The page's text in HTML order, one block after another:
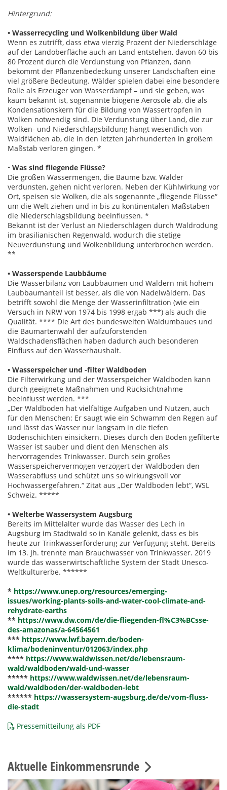
Hintergrund:
• Wasserrecycling und Wolkenbildung über Wald
Wenn es zutrifft, dass etwa vierzig Prozent der Niederschläge
auf der Landoberfläche auch an Land entstehen, davon 60 bis
80 Prozent durch die Verdunstung von Pflanzen, dann
bekommt der Pflanzenbedeckung unserer Landschaften eine
viel größere Bedeutung. Wälder spielen dabei eine besondere
Rolle als Erzeuger von Wasserdampf – und sie geben, was
kaum bekannt ist, sogenannte biogene Aerosole ab, die als
Kondensationskern für die Bildung von Wassertropfen in
Wolken notwendig sind. Die Verdunstung über Land, die zur
Wolken- und Niederschlagsbildung hängt wesentlich von
Waldflächen ab, die in den letzten Jahrhunderten in großem
Maßstab verloren gingen. *
• Was sind fliegende Flüsse?
Die großen Wassermengen, die Bäume bzw. Wälder
verdunsten, gehen nicht verloren. Neben der Kühlwirkung vor
Ort, speisen sie Wolken, die als sogenannte „fliegende Flüsse“
um die Welt ziehen und in bis zu kontinentalen Maßstäben
die Niederschlagsbildung beeinflussen. *
Bekannt ist der Verlust an Niederschlägen durch Waldrodung
im brasilianischen Regenwald, wodurch die stetige
Neuverdunstung und Wolkenbildung unterbrochen werden.
**
• Wasserspende Laubbäume
Die Wasserbilanz von Laubbäumen und Wäldern mit hohem
Laubbaumanteil ist besser, als die von Nadelwäldern. Das
betrifft sowohl die Menge der Wasserinfiltration (wie ein
Versuch in NRW von 1974 bis 1998 ergab ***) als auch die
Qualität. **** Die Art des bundesweiten Waldumbaues und
die Baumartenwahl der aufzuforstenden
Waldschadensflächen haben dadurch auch besonderen
Einfluss auf den Wasserhaushalt.
• Wasserspeicher und -filter Waldboden
Die Filterwirkung und der Wasserspeicher Waldboden kann
durch geeignete Maßnahmen und Rücksichtnahme
beeinflusst werden. ***
„Der Waldboden hat vielfältige Aufgaben und Nutzen, auch
für den Menschen: Er saugt wie ein Schwamm den Regen auf
und lässt das Wasser nur langsam in die tiefen
Bodenschichten einsickern. Dieses durch den Boden gefilterte
Wasser ist sauber und dient den Menschen als
hervorragendes Trinkwasser. Durch sein großes
Wasserspeichervermögen verzögert der Waldboden den
Wasserabfluss und schützt uns so wirkungsvoll vor
Hochwassergefahren.“ Zitat aus „Der Waldboden lebt“, WSL
Schweiz. *****
• Welterbe Wassersystem Augsburg
Bereits im Mittelalter wurde das Wasser des Lech in
Augsburg im Stadtwald so in Kanäle gelenkt, dass es bis
heute zur Trinkwasserförderung zur Verfügung steht. Bereits
im 13. Jh. trennte man Brauchwasser von Trinkwasser. 2019
wurde das wasserwirtschaftliche System der Stadt Unesco-
Weltkulturerbe. ******
* https://www.unep.org/resources/emerging-
issues/working-plants-soils-and-water-cool-climate-and-
rehydrate-earths
** https://www.dw.com/de/die-fliegenden-fl%C3%BCsse-
des-amazonas/a-64564561
*** https://www.lwf.bayern.de/boden-
klima/bodeninventur/012063/index.php
**** https://www.waldwissen.net/de/lebensraum-
wald/waldboden/wald-und-wasser
***** https://www.waldwissen.net/de/lebensraum-
wald/waldboden/der-waldboden-lebt
****** https://wassersystem-augsburg.de/de/vom-fluss-
die-stadt
Pressemitteilung als PDF
Aktuelle Einkommensrunde